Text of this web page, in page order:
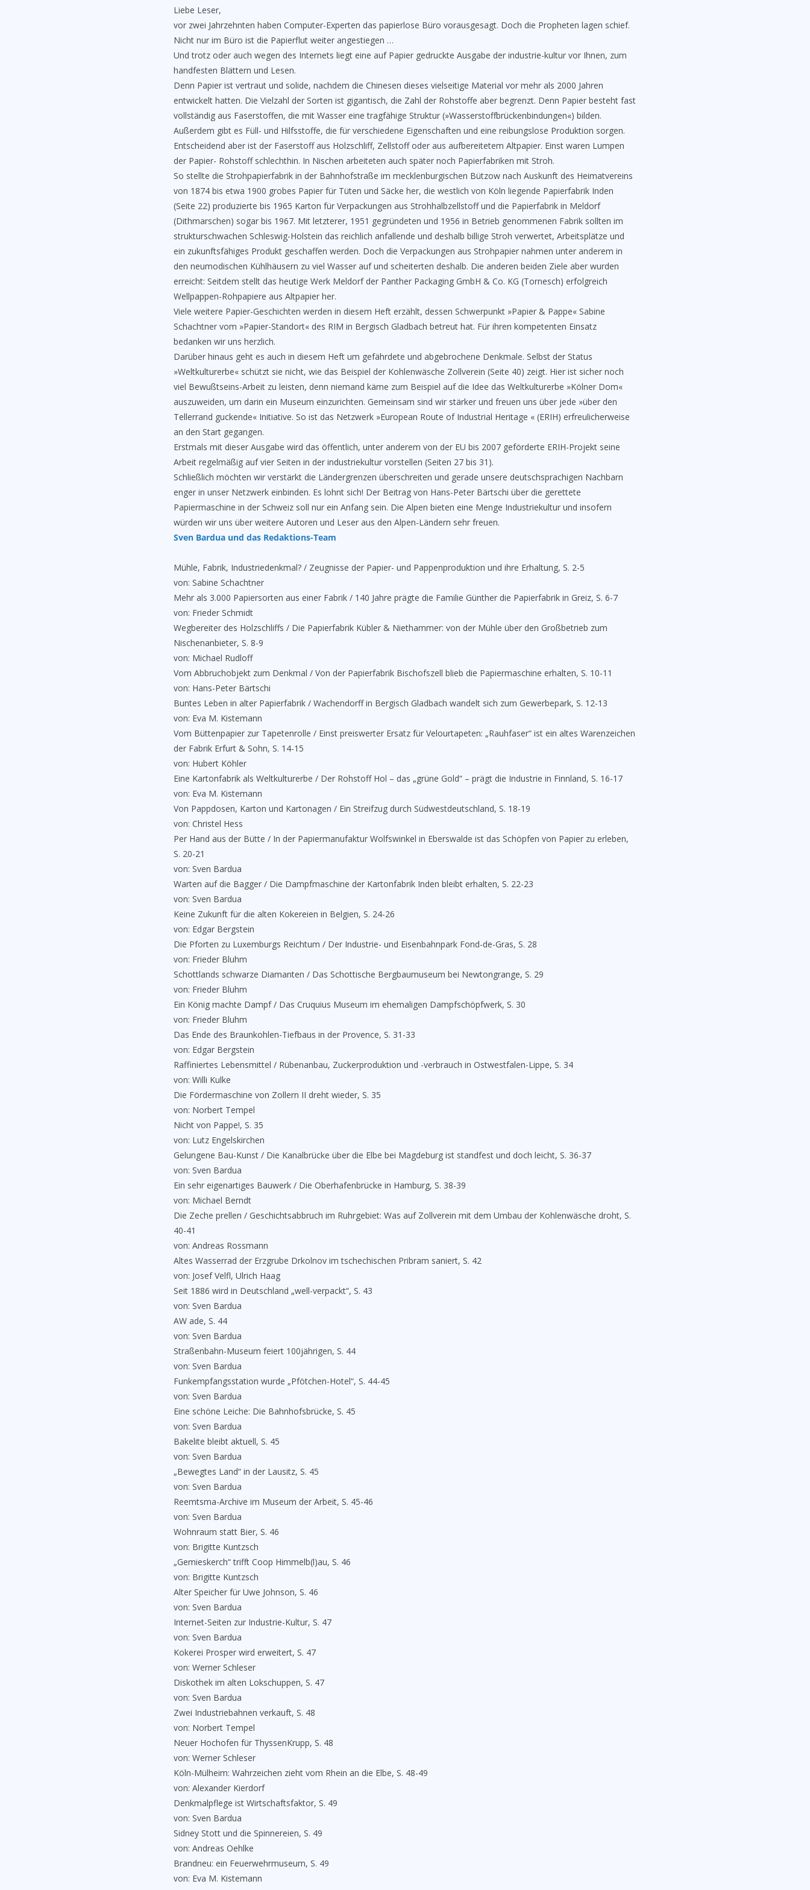
Liebe Leser,
vor zwei Jahrzehnten haben Computer-Experten das papierlose Büro vorausgesagt. Doch die Propheten lagen schief.
Nicht nur im Büro ist die Papierflut weiter angestiegen …
Und trotz oder auch wegen des Internets liegt eine auf Papier gedruckte Ausgabe der industrie-kultur vor Ihnen, zum
handfesten Blättern und Lesen.
Denn Papier ist vertraut und solide, nachdem die Chinesen dieses vielseitige Material vor mehr als 2000 Jahren
entwickelt hatten. Die Vielzahl der Sorten ist gigantisch, die Zahl der Rohstoffe aber begrenzt. Denn Papier besteht fast
vollständig aus Faserstoffen, die mit Wasser eine tragfähige Struktur (»Wasserstoffbrückenbindungen«) bilden.
Außerdem gibt es Füll- und Hilfsstoffe, die für verschiedene Eigenschaften und eine reibungslose Produktion sorgen.
Entscheidend aber ist der Faserstoff aus Holzschliff, Zellstoff oder aus aufbereitetem Altpapier. Einst waren Lumpen
der Papier- Rohstoff schlechthin. In Nischen arbeiteten auch später noch Papierfabriken mit Stroh.
So stellte die Strohpapierfabrik in der Bahnhofstraße im mecklenburgischen Bützow nach Auskunft des Heimatvereins
von 1874 bis etwa 1900 grobes Papier für Tüten und Säcke her, die westlich von Köln liegende Papierfabrik Inden
(Seite 22) produzierte bis 1965 Karton für Verpackungen aus Strohhalbzellstoff und die Papierfabrik in Meldorf
(Dithmarschen) sogar bis 1967. Mit letzterer, 1951 gegründeten und 1956 in Betrieb genommenen Fabrik sollten im
strukturschwachen Schleswig-Holstein das reichlich anfallende und deshalb billige Stroh verwertet, Arbeitsplätze und
ein zukunftsfähiges Produkt geschaffen werden. Doch die Verpackungen aus Strohpapier nahmen unter anderem in
den neumodischen Kühlhäusern zu viel Wasser auf und scheiterten deshalb. Die anderen beiden Ziele aber wurden
erreicht: Seitdem stellt das heutige Werk Meldorf der Panther Packaging GmbH & Co. KG (Tornesch) erfolgreich
Wellpappen-Rohpapiere aus Altpapier her.
Viele weitere Papier-Geschichten werden in diesem Heft erzählt, dessen Schwerpunkt »Papier & Pappe« Sabine
Schachtner vom »Papier-Standort« des RIM in Bergisch Gladbach betreut hat. Für ihren kompetenten Einsatz
bedanken wir uns herzlich.
Darüber hinaus geht es auch in diesem Heft um gefährdete und abgebrochene Denkmale. Selbst der Status
»Weltkulturerbe« schützt sie nicht, wie das Beispiel der Kohlenwäsche Zollverein (Seite 40) zeigt. Hier ist sicher noch
viel Bewußtseins-Arbeit zu leisten, denn niemand käme zum Beispiel auf die Idee das Weltkulturerbe »Kölner Dom«
auszuweiden, um darin ein Museum einzurichten. Gemeinsam sind wir stärker und freuen uns über jede »über den
Tellerrand guckende« Initiative. So ist das Netzwerk »European Route of Industrial Heritage « (ERIH) erfreulicherweise
an den Start gegangen.
Erstmals mit dieser Ausgabe wird das öffentlich, unter anderem von der EU bis 2007 geförderte ERIH-Projekt seine
Arbeit regelmäßig auf vier Seiten in der industriekultur vorstellen (Seiten 27 bis 31).
Schließlich möchten wir verstärkt die Ländergrenzen überschreiten und gerade unsere deutschsprachigen Nachbarn
enger in unser Netzwerk einbinden. Es lohnt sich! Der Beitrag von Hans-Peter Bärtschi über die gerettete
Papiermaschine in der Schweiz soll nur ein Anfang sein. Die Alpen bieten eine Menge Industriekultur und insofern
würden wir uns über weitere Autoren und Leser aus den Alpen-Ländern sehr freuen.
Sven Bardua und das Redaktions-Team
Mühle, Fabrik, Industriedenkmal? / Zeugnisse der Papier- und Pappenproduktion und ihre Erhaltung, S. 2-5
von: Sabine Schachtner
Mehr als 3.000 Papiersorten aus einer Fabrik / 140 Jahre prägte die Familie Günther die Papierfabrik in Greiz, S. 6-7
von: Frieder Schmidt
Wegbereiter des Holzschliffs / Die Papierfabrik Kübler & Niethammer: von der Mühle über den Großbetrieb zum
Nischenanbieter, S. 8-9
von: Michael Rudloff
Vom Abbruchobjekt zum Denkmal / Von der Papierfabrik Bischofszell blieb die Papiermaschine erhalten, S. 10-11
von: Hans-Peter Bärtschi
Buntes Leben in alter Papierfabrik / Wachendorff in Bergisch Gladbach wandelt sich zum Gewerbepark, S. 12-13
von: Eva M. Kistemann
Vom Büttenpapier zur Tapetenrolle / Einst preiswerter Ersatz für Velourtapeten: „Rauhfaser“ ist ein altes Warenzeichen
der Fabrik Erfurt & Sohn, S. 14-15
von: Hubert Köhler
Eine Kartonfabrik als Weltkulturerbe / Der Rohstoff Hol – das „grüne Gold“ – prägt die Industrie in Finnland, S. 16-17
von: Eva M. Kistemann
Von Pappdosen, Karton und Kartonagen / Ein Streifzug durch Südwestdeutschland, S. 18-19
von: Christel Hess
Per Hand aus der Bütte / In der Papiermanufaktur Wolfswinkel in Eberswalde ist das Schöpfen von Papier zu erleben,
S. 20-21
von: Sven Bardua
Warten auf die Bagger / Die Dampfmaschine der Kartonfabrik Inden bleibt erhalten, S. 22-23
von: Sven Bardua
Keine Zukunft für die alten Kokereien in Belgien, S. 24-26
von: Edgar Bergstein
Die Pforten zu Luxemburgs Reichtum / Der Industrie- und Eisenbahnpark Fond-de-Gras, S. 28
von: Frieder Bluhm
Schottlands schwarze Diamanten / Das Schottische Bergbaumuseum bei Newtongrange, S. 29
von: Frieder Bluhm
Ein König machte Dampf / Das Cruquius Museum im ehemaligen Dampfschöpfwerk, S. 30
von: Frieder Bluhm
Das Ende des Braunkohlen-Tiefbaus in der Provence, S. 31-33
von: Edgar Bergstein
Raffiniertes Lebensmittel / Rübenanbau, Zuckerproduktion und -verbrauch in Ostwestfalen-Lippe, S. 34
von: Willi Kulke
Die Fördermaschine von Zollern II dreht wieder, S. 35
von: Norbert Tempel
Nicht von Pappe!, S. 35
von: Lutz Engelskirchen
Gelungene Bau-Kunst / Die Kanalbrücke über die Elbe bei Magdeburg ist standfest und doch leicht, S. 36-37
von: Sven Bardua
Ein sehr eigenartiges Bauwerk / Die Oberhafenbrücke in Hamburg, S. 38-39
von: Michael Berndt
Die Zeche prellen / Geschichtsabbruch im Ruhrgebiet: Was auf Zollverein mit dem Umbau der Kohlenwäsche droht, S.
40-41
von: Andreas Rossmann
Altes Wasserrad der Erzgrube Drkolnov im tschechischen Pribram saniert, S. 42
von: Josef Velfl, Ulrich Haag
Seit 1886 wird in Deutschland „well-verpackt“, S. 43
von: Sven Bardua
AW ade, S. 44
von: Sven Bardua
Straßenbahn-Museum feiert 100jährigen, S. 44
von: Sven Bardua
Funkempfangsstation wurde „Pfötchen-Hotel“, S. 44-45
von: Sven Bardua
Eine schöne Leiche: Die Bahnhofsbrücke, S. 45
von: Sven Bardua
Bakelite bleibt aktuell, S. 45
von: Sven Bardua
„Bewegtes Land“ in der Lausitz, S. 45
von: Sven Bardua
Reemtsma-Archive im Museum der Arbeit, S. 45-46
von: Sven Bardua
Wohnraum statt Bier, S. 46
von: Brigitte Kuntzsch
„Gemieskerch“ trifft Coop Himmelb(l)au, S. 46
von: Brigitte Kuntzsch
Alter Speicher für Uwe Johnson, S. 46
von: Sven Bardua
Internet-Seiten zur Industrie-Kultur, S. 47
von: Sven Bardua
Kokerei Prosper wird erweitert, S. 47
von: Werner Schleser
Diskothek im alten Lokschuppen, S. 47
von: Sven Bardua
Zwei Industriebahnen verkauft, S. 48
von: Norbert Tempel
Neuer Hochofen für ThyssenKrupp, S. 48
von: Werner Schleser
Köln-Mülheim: Wahrzeichen zieht vom Rhein an die Elbe, S. 48-49
von: Alexander Kierdorf
Denkmalpflege ist Wirtschaftsfaktor, S. 49
von: Sven Bardua
Sidney Stott und die Spinnereien, S. 49
von: Andreas Oehlke
Brandneu: ein Feuerwehrmuseum, S. 49
von: Eva M. Kistemann